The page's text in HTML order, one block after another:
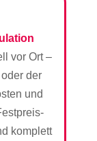
vor Ort –
der
und
komplett